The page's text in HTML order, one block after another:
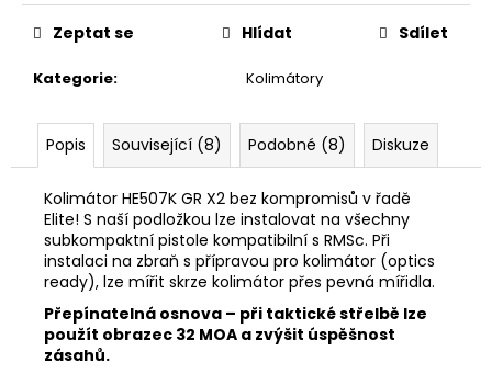
Kategorie: Kolimátory
Zeptat se Hlídat Sdílet
Popis Související (8) Podobné (8) Diskuze
Kolimátor HE507K GR X2 bez kompromisů v řadě
Elite! S naší podložkou lze instalovat na všechny
subkompaktní pistole kompatibilní s RMSc. Při
instalaci na zbraň s přípravou pro kolimátor (optics
ready), lze mířit skrze kolimátor přes pevná mířidla.
Přepínatelná osnova – při taktické střelbě lze
použít obrazec 32 MOA a zvýšit úspěšnost
zásahů.
AIMPOINT
GUMOVÁ
NA
ORANŽOVÁ
300
Kč